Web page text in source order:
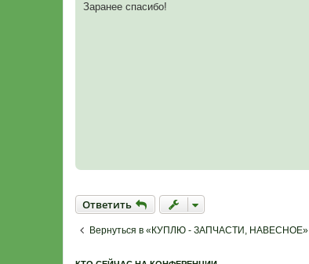
т
Заранее спасибо!
Ответить
Ответить
Вернуться в «КУПЛЮ - ЗАПЧАСТИ, НАВЕСНОЕ»